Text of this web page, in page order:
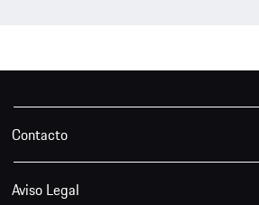
Contacto
Aviso Legal